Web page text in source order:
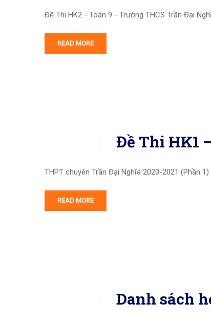
Đề Thi HK2 - Toán 9 - Trường THCS Trần Đại
READ MORE
Đề Thi HK1
THPT chuyên Trần Đại Nghĩa 2020-2021 (Phần
READ MORE
Danh sách